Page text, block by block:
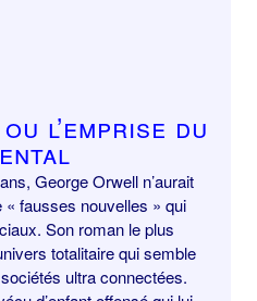
l’emprise du
George Orwell n’aurait
fausses nouvelles » qui
Son roman le plus
totalitaire qui semble
ultra connectées.